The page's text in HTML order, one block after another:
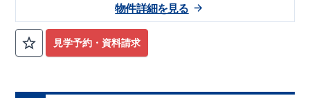
JR東海道本線・JR御殿場線「沼津」駅までバス15分！
◆物件周辺環境◆
教育施設
香貫小学校 約477m（徒歩6分）
見学予約・資料請求
物件詳細を見る